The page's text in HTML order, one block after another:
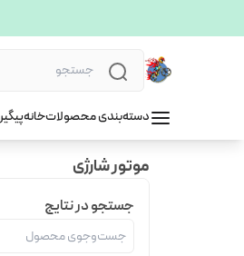
دسته‌بندی محصولاتخانه
موتور شارژی
جستجو در نتایج